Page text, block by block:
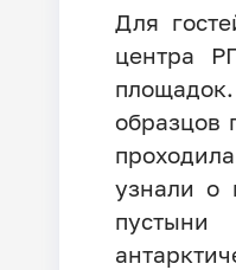
Для
центра
образцов
узнали о